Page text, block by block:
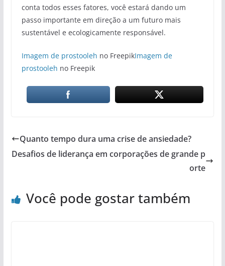
conta todos esses fatores, você estará dando um
passo importante em direção a um futuro mais
sustentável e ecologicamente responsável.
Imagem de prostooleh no FreepikImagem de
prostooleh no Freepik
Quanto tempo dura uma crise de ansiedade?
Desafios de liderança em corporações de grande p
orte
Você pode gostar também